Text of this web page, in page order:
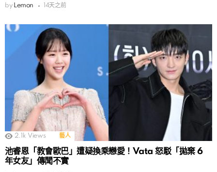
by Lemon 14天之前
2.1k Views 藝人
池睿恩「教會歐巴」遭疑換乘戀愛！Vata 怒駁「拋棄 6
年女友」傳聞不實